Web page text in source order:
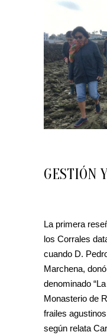
GESTIÓN
La primera
los Corrales
cuando D.
Marchena,
denominado
Monasterio de
frailes
según relata